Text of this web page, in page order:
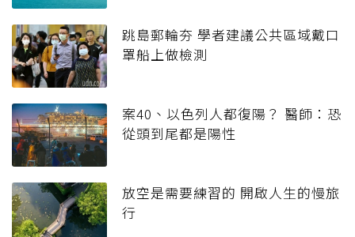
跳島郵輪夯 學者建議公共區域戴口
罩船上做檢測
案40、以色列人都復陽？ 醫師：恐
從頭到尾都是陽性
放空是需要練習的 開啟人生的慢旅
行